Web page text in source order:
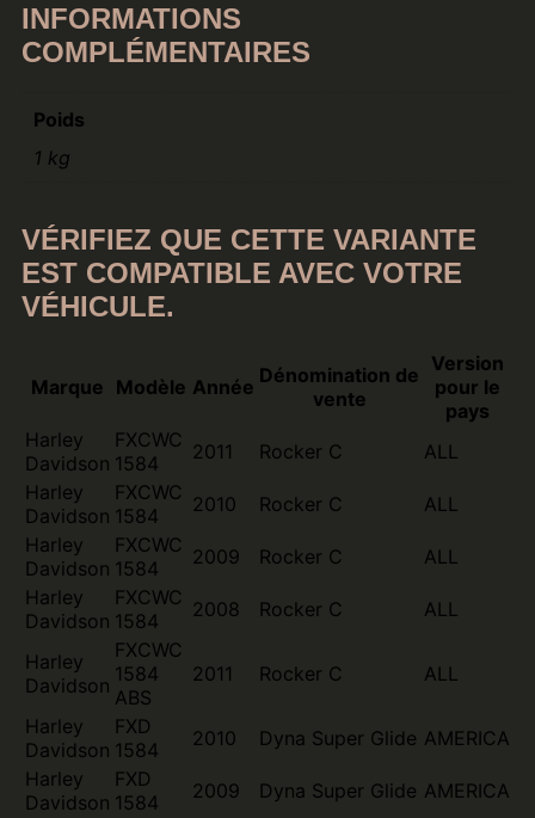
INFORMATIONS
COMPLÉMENTAIRES
Poids
1 kg
VÉRIFIEZ QUE CETTE VARIANTE
EST COMPATIBLE AVEC VOTRE
VÉHICULE.
Marque Modèle Année Dénomination de
vente
Version
pour le
pays
Harley
Davidson
FXCWC
1584
2011 Rocker C
ALL
Harley
Davidson
FXCWC
1584
2010 Rocker C
ALL
Harley
Davidson
FXCWC
1584
2009 Rocker C
ALL
Harley
Davidson
FXCWC
1584
2008 Rocker C ALL
Harley
Davidson
FXCWC
1584
ABS
2011 Rocker C ALL
Harley
Davidson
FXD
1584
2010 Dyna Super Glide AMERICA
Harley
Davidson
FXD
1584
2009 Dyna Super Glide AMERICA